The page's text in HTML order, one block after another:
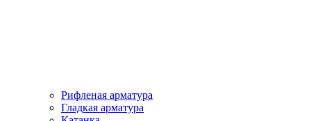
Рифленая арматура
Гладкая арматура